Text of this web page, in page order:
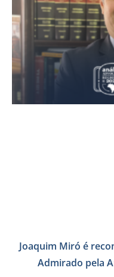
Joaquim Miró é
Admirado pela